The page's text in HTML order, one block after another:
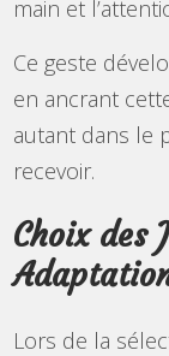
main et
Ce geste
en ancrant
autant dans le
recevoir.
Choix des
Lors de la